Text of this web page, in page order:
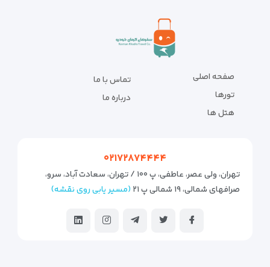
صفحه اصلی
تورها
هتل ها
تماس با ما
درباره ما
۰۲۱۷۲۸۷۴۴۴۴
تهران، ولی عصر، عاطفی، پ ۱۰۰ / تهران، سعادت آباد، سرو،
صرافهای شمالی، ۱۹ شمالی پ ۲۱
(مسیر یابی روی نقشه)